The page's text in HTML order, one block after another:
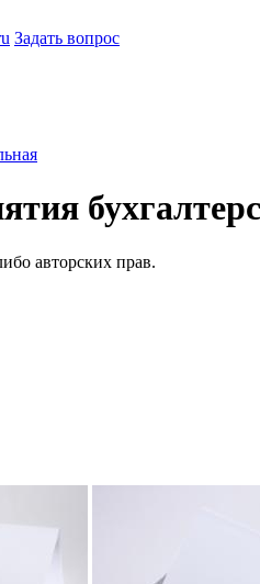
Задать вопрос
авторских прав.